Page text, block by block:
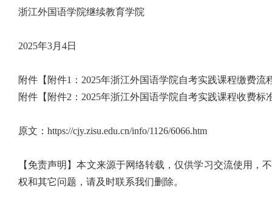
浙江外国语学院继续教育学院
2025年3月4日
附件【附件1：2025年浙江外国语学院自考实践课程缴费流
附件【附件2：2025年浙江外国语学院自考实践课程收费标
原文： https://cjy.zisu.edu.cn/info/1126/6066.htm
【免责声明】本文来源于网络转载，仅供学习交流使用
权和其它问题，请及时联系我们删除。